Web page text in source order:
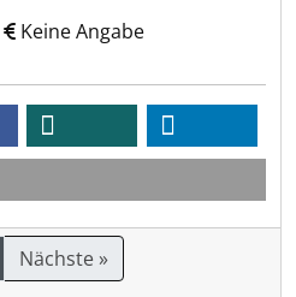
Keine Angabe
Nächste »